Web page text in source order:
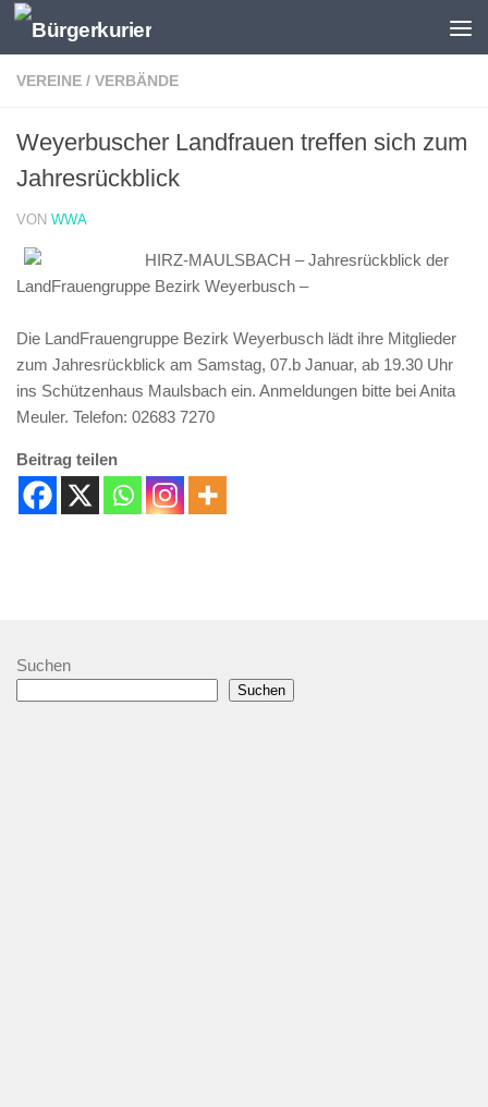
Zum Inhalt springen
VEREINE / VERBÄNDE
Weyerbuscher Landfrauen treffen sich zum
Jahresrückblick
VON WWA
HIRZ-MAULSBACH – Jahresrückblick der
LandFrauengruppe Bezirk Weyerbusch –
Die LandFrauengruppe Bezirk Weyerbusch lädt ihre Mitglieder
zum Jahresrückblick am Samstag, 07.b Januar, ab 19.30 Uhr
ins Schützenhaus Maulsbach ein. Anmeldungen bitte bei Anita
Meuler. Telefon: 02683 7270
Beitrag teilen
Suchen
Suchen